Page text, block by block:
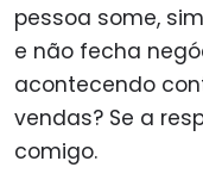
pessoa some,
e não fecha
acontecendo
vendas? Se a
comigo.